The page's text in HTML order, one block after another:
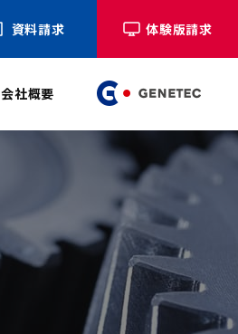
資料請求 体験版請求
会社概要